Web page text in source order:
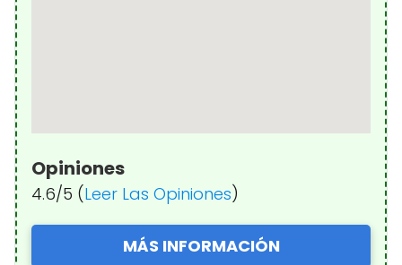
Opiniones
4.6/5 (Leer Las Opiniones)
MÁS INFORMACIÓN